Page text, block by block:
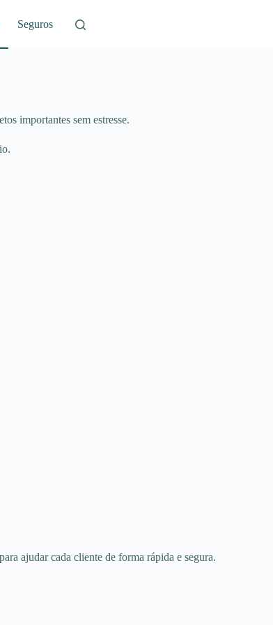
Seguros
importantes sem estresse.
ajudar cada cliente de forma rápida e segura.